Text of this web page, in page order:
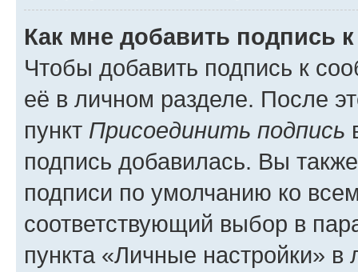
Как мне добавить подпись
Чтобы добавить подпись к
её в личном разделе. После
пункт Присоединить подпись
подпись добавилась. Вы
подписи по умолчанию ко
соответствующий выбор в
пункта «Личные настройки»